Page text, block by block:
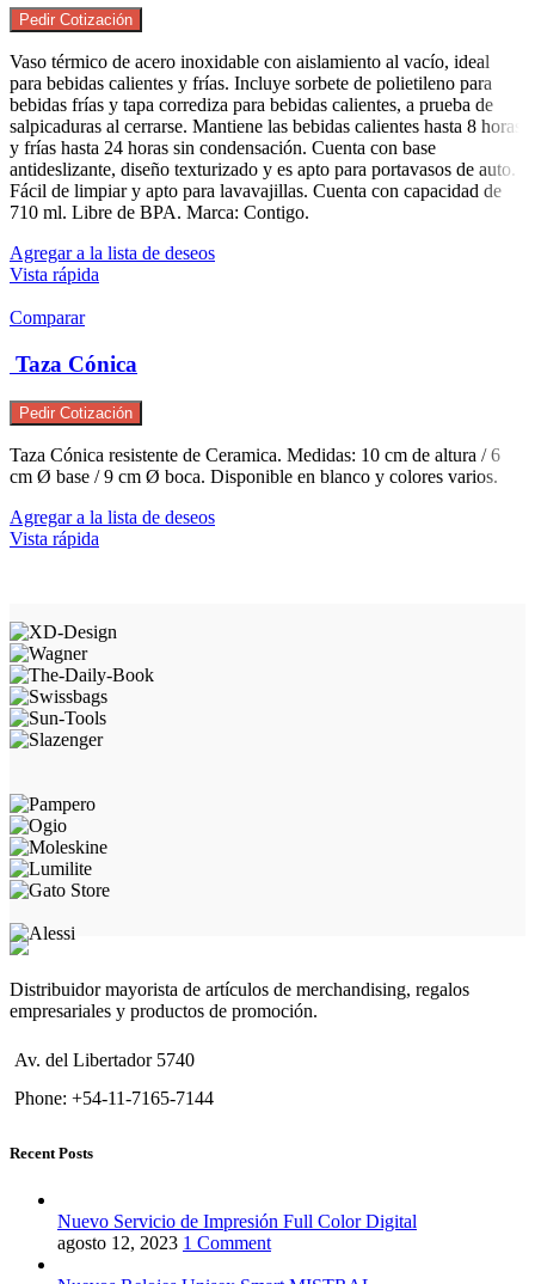
Pedir Cotización
Vaso térmico de acero inoxidable con aislamiento al vacío, ideal
para bebidas calientes y frías. Incluye sorbete de polietileno para
bebidas frías y tapa corrediza para bebidas calientes, a prueba de
salpicaduras al cerrarse. Mantiene las bebidas calientes hasta 8 horas
y frías hasta 24 horas sin condensación. Cuenta con base
antideslizante, diseño texturizado y es apto para portavasos de auto.
Fácil de limpiar y apto para lavavajillas. Cuenta con capacidad de
710 ml. Libre de BPA. Marca: Contigo.
Agregar a la lista de deseos
Vista rápida
Comparar
Taza Cónica
Pedir Cotización
Taza Cónica resistente de Ceramica. Medidas: 10 cm de altura / 6
cm Ø base / 9 cm Ø boca. Disponible en blanco y colores varios.
Agregar a la lista de deseos
Vista rápida
Distribuidor mayorista de artículos de merchandising, regalos
empresariales y productos de promoción.
Av. del Libertador 5740
Phone: +54-11-7165-7144
Recent Posts
Nuevo Servicio de Impresión Full Color Digital
agosto 12, 2023 1 Comment